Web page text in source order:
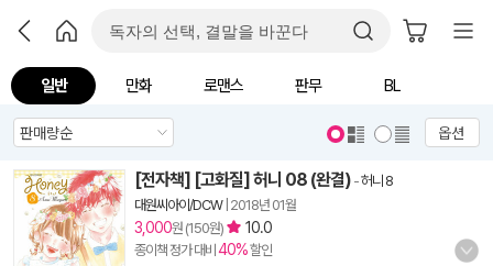
일반 만화 로맨스 판무 BL
옵션
[전자책] [고화질] 허니 08 (완결) -허니 8
대원씨아이/DCW| 2018년 01월
3,000원 (150원) 10.0
종이책 정가 대비 40%할인